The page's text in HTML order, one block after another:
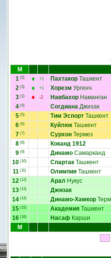
М
1 (2) +1 Пахтакор Ташкент
2 (3) +1 Хорезм Ургенч
3 (1) -2 Навбахор Наманган
4 (4) Согдиана Джизак
5 (5) Тим Эспорт Ташкент
6 (6) Куйлюк Ташкент
7 (7) Сурхон Термез
8 (8) Коканд 1912
9 (9) Динамо Самарканд
10 (10) Спартак Ташкент
11 (11) Олимпия Ташкент
12 (12) Арал Нукус
13 (13) Джизак
14 (14) Динамо-Хамкор
15 (15) Академия Ташкент
16 (16) Насаф Карши
М